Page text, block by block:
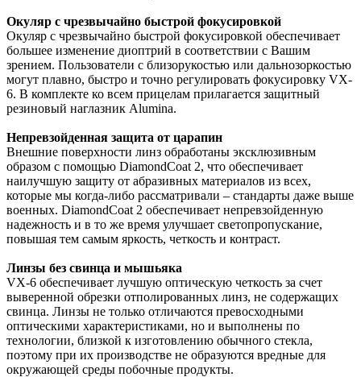
Окуляр с чрезвычайно быстрой фокусировкой
Окуляр с чрезвычайно быстрой фокусировкой обеспечивает
большее изменение диоптрий в соответствии с Вашим
зрением. Пользователи с близорукостью или дальнозоркостью
могут плавно, быстро и точно регулировать фокусировку VX-
6. В комплекте ко всем прицелам прилагается защитный
резиновый наглазник Alumina.
Непревзойденная защита от царапин
Внешние поверхности линз обработаны эксклюзивным
образом с помощью DiamondCoat 2, что обеспечивает
наилучшую защиту от абразивных материалов из всех,
которые мы когда-либо рассматривали – стандарты даже выше
военных. DiamondCoat 2 обеспечивает непревзойденную
надежность и в то же время улучшает светопропускание,
повышая тем самым яркость, четкость и контраст.
Линзы без свинца и мышьяка
VX-6 обеспечивает лучшую оптическую четкость за счет
выверенной обрезки отполированных линз, не содержащих
свинца. Линзы не только отличаются превосходными
оптическими характеристиками, но и выполнены по
технологии, близкой к изготовлению обычного стекла,
поэтому при их производстве не образуются вредные для
окружающей среды побочные продукты.